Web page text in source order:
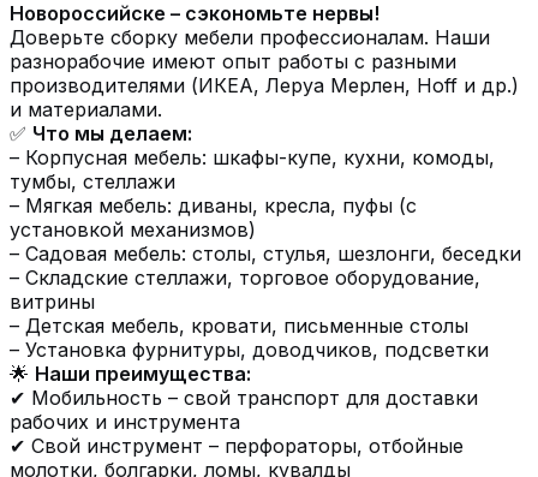
Новороссийске – сэкономьте нервы!
Доверьте сборку мебели профессионалам. Наши
разнорабочие имеют опыт работы с разными
производителями (ИКЕА, Леруа Мерлен, Hoff и др.)
и материалами.
✅ Что мы делаем:
– Корпусная мебель: шкафы-купе, кухни, комоды,
тумбы, стеллажи
– Мягкая мебель: диваны, кресла, пуфы (с
установкой механизмов)
– Садовая мебель: столы, стулья, шезлонги, беседки
– Складские стеллажи, торговое оборудование,
витрины
– Детская мебель, кровати, письменные столы
– Установка фурнитуры, доводчиков, подсветки
🌟 Наши преимущества:
✔ Мобильность – свой транспорт для доставки
рабочих и инструмента
✔ Свой инструмент – перфораторы, отбойные
молотки, болгарки, ломы, кувалды